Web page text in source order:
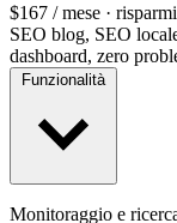
$167 / mese ·
SEO blog, SEO
dashboard, zero
Monitoraggio e